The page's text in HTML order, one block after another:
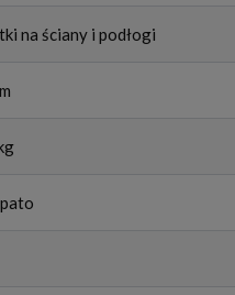
na ściany i podłogi